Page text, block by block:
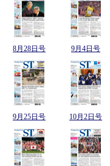
8月28日号 9月4日号
9月25日号 10月2日号